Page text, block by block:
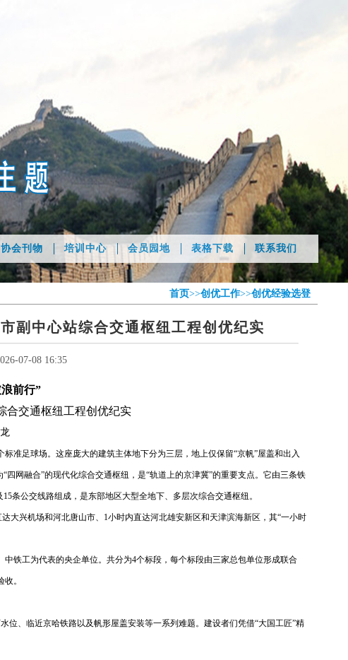
协会刊物 培训中心 会员园地 表格下载 联系我们
首页>>创优工作>>创优经验选登
副中心站综合交通枢纽工程创优纪实
07-08 16:35
前行”
交通枢纽工程创优纪实
准足球场。这座庞大的建筑主体地下分为三层，地上仅保留“京帆”屋盖和出入
网融合”的现代化综合交通枢纽，是“轨道上的京津冀”的重要支点。它由三条铁
条公交线路组成，是东部地区大型全地下、多层次综合交通枢纽。
大兴机场和河北唐山市、1小时内直达河北雄安新区和天津滨海新区，其“一小时
铁工为代表的央企单位。共分为4个标段，每个标段由三家总包单位形成联合
。
位、临近京哈铁路以及帆形屋盖安装等一系列难题。建设者们凭借“大国工匠”精